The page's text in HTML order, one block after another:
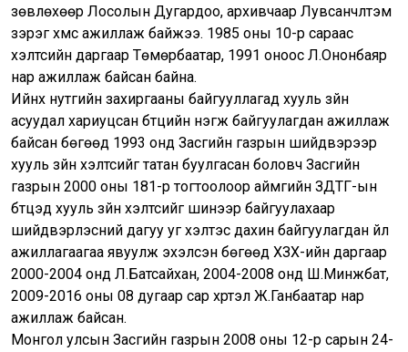
зөвлөхөөр Лосолын Дугардоо, архивчаар Лувсанчүлтэм
зэрэг хүмүүс ажиллаж байжээ. 1985 оны 10-р сараас
хэлтсийн даргаар Төмөрбаатар, 1991 оноос Л.Ононбаяр
нар ажиллаж байсан байна.
Ийнхүү нутгийн захиргааны байгууллагад хууль зүйн
асуудал хариуцсан бүтцийн нэгж байгуулагдан ажиллаж
байсан бөгөөд 1993 онд Засгийн газрын шийдвэрээр
хууль зүйн хэлтсийг татан буулгасан боловч Засгийн
газрын 2000 оны 181-р тогтоолоор аймгийн ЗДТГ-ын
бүтцэд хууль зүйн хэлтсийг шинээр байгуулахаар
шийдвэрлэсний дагуу уг хэлтэс дахин байгуулагдан үйл
ажиллагаагаа явуулж эхэлсэн бөгөөд ХЗХ-ийн даргаар
2000-2004 онд Л.Батсайхан, 2004-2008 онд Ш.Минжбат,
2009-2016 оны 08 дугаар сар хүртэл Ж.Ганбаатар нар
ажиллаж байсан.
Монгол улсын Засгийн газрын 2008 оны 12-р сарын 24-